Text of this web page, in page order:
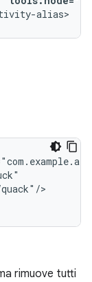
>
alias>
>
rimuove tutti